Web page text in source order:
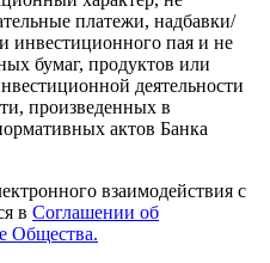
платежи, надбавки/
инвестиционного пая и не
бумаг, продуктов или
деятельности
произведенных в
актов Банка
взаимодействия с
в Соглашении об
Общества.